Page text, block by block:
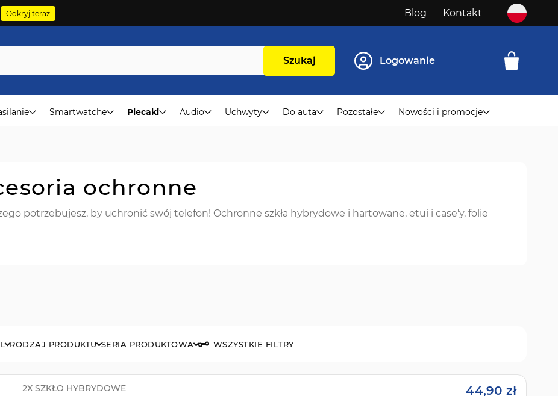
Odkryj teraz Blog Kontakt
Szukaj Logowanie
Smartwatche Plecaki Audio Uchwyty Do auta Pozostałe Nowości i promocje
ochronne
potrzebujesz, by uchronić swój telefon! Ochronne szkła hybrydowe i hartowane, etui i case'y, folie
RODZAJ PRODUKTU SERIA PRODUKTOWA WSZYSTKIE FILTRY
2X SZKŁO HYBRYDOWE
44,90 zł